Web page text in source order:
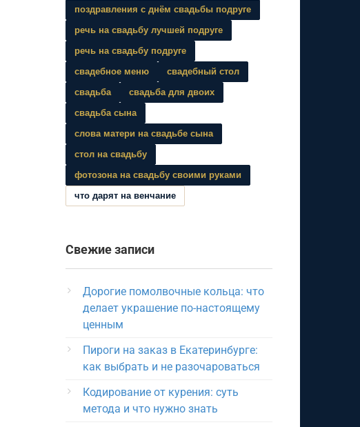
поздравления с днём свадьбы подруге
речь на свадьбу лучшей подруге
речь на свадьбу подруге
свадебное меню
свадебный стол
свадьба
свадьба для двоих
свадьба сына
слова матери на свадьбе сына
стол на свадьбу
фотозона на свадьбу своими руками
что дарят на венчание
Свежие записи
Дорогие помолвочные кольца: что
делает украшение по-настоящему
ценным
Пироги на заказ в Екатеринбурге:
как выбрать и не разочароваться
Кодирование от курения: суть
метода и что нужно знать